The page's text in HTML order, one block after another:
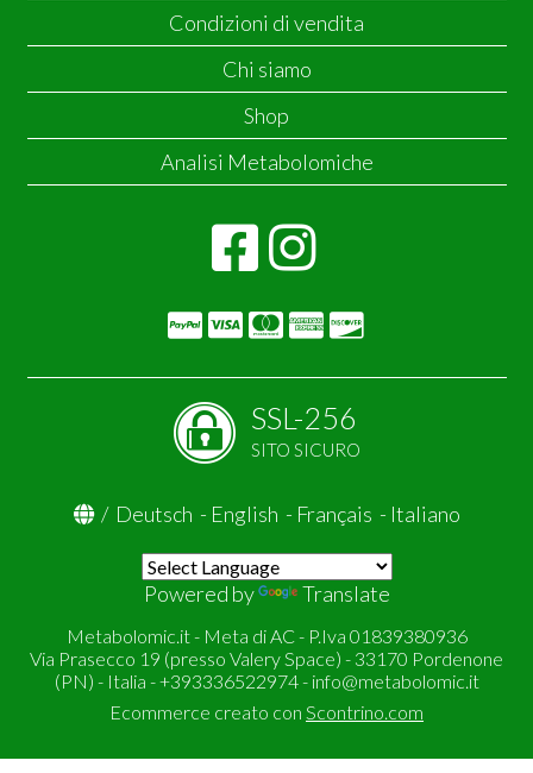
Condizioni di vendita
Chi siamo
Shop
Analisi Metabolomiche
SSL-256
SITO SICURO
/ Deutsch - English - Français - Italiano
Powered by Translate
Metabolomic.it - Meta di AC - P.Iva 01839380936
Via Prasecco 19 (presso Valery Space) - 33170 Pordenone
(PN) - Italia - +393336522974 - info@metabolomic.it
Ecommerce creato con Scontrino.com